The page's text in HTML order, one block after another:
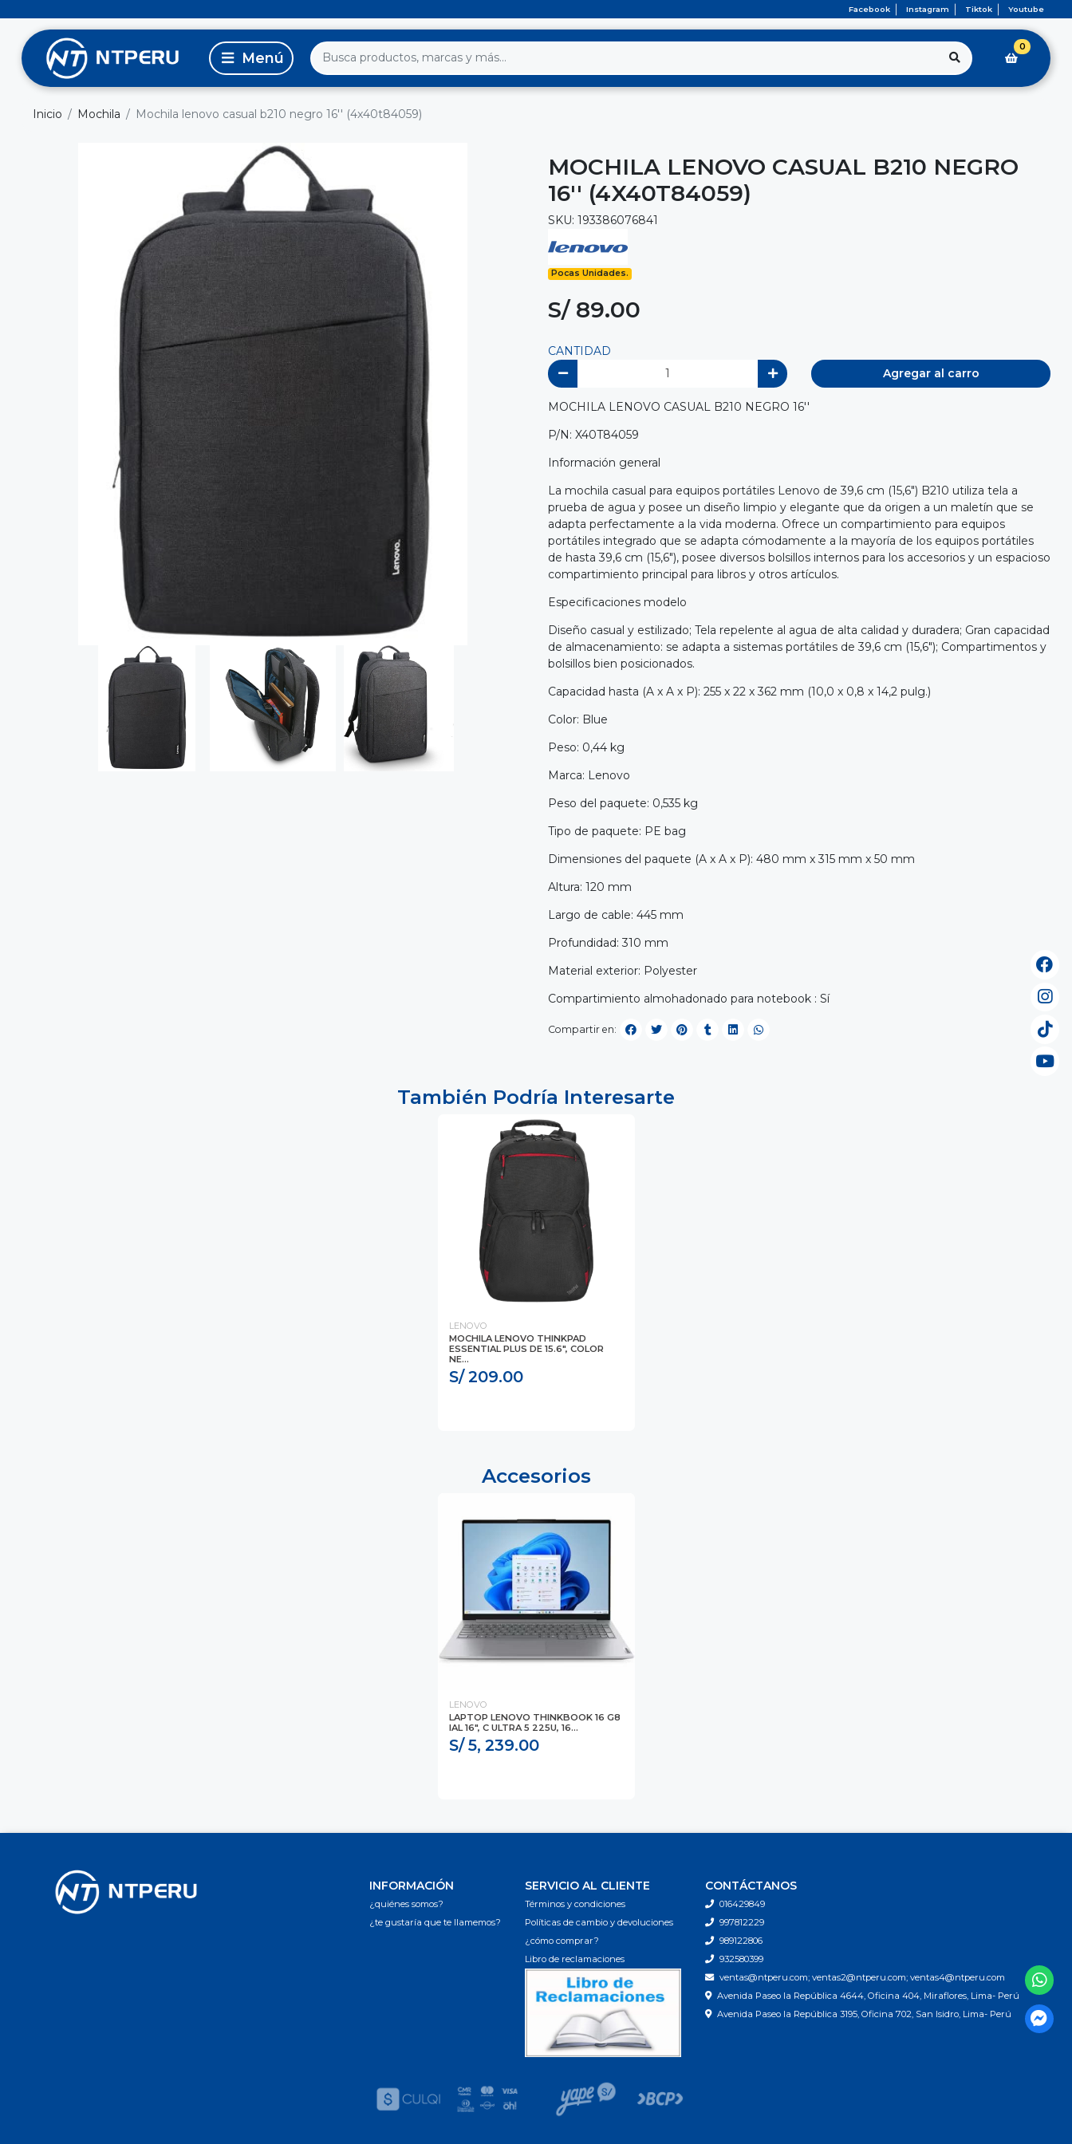
Facebook Instagram Tiktok Youtube
0
Inicio Mochila Mochila lenovo casual b210 negro 16'' (4x40t84059)
MOCHILA LENOVO CASUAL B210 NEGRO
16'' (4X40T84059)
SKU: 193386076841
Pocas Unidades.
S/ 89.00
CANTIDAD
Agregar al carro
MOCHILA LENOVO CASUAL B210 NEGRO 16''
P/N: X40T84059
Información general
La mochila casual para equipos portátiles Lenovo de 39,6 cm (15,6") B210 utiliza tela a
prueba de agua y posee un diseño limpio y elegante que da origen a un maletín que se
adapta perfectamente a la vida moderna. Ofrece un compartimiento para equipos
portátiles integrado que se adapta cómodamente a la mayoría de los equipos portátiles
de hasta 39,6 cm (15,6"), posee diversos bolsillos internos para los accesorios y un espacioso
compartimiento principal para libros y otros artículos.
Especificaciones modelo
Diseño casual y estilizado; Tela repelente al agua de alta calidad y duradera; Gran capacidad
de almacenamiento: se adapta a sistemas portátiles de 39,6 cm (15,6"); Compartimentos y
bolsillos bien posicionados.
Capacidad hasta (A x A x P): 255 x 22 x 362 mm (10,0 x 0,8 x 14,2 pulg.)
Color: Blue
Peso: 0,44 kg
Marca: Lenovo
Peso del paquete: 0,535 kg
Tipo de paquete: PE bag
Dimensiones del paquete (A x A x P): 480 mm x 315 mm x 50 mm
Altura: 120 mm
Largo de cable: 445 mm
Profundidad: 310 mm
Material exterior: Polyester
Compartimiento almohadonado para notebook : Sí
Compartir en:
También Podría Interesarte
LENOVO
MOCHILA LENOVO THINKPAD
ESSENTIAL PLUS DE 15.6", COLOR
NE...
S/ 209.00
Accesorios
LENOVO
LAPTOP LENOVO THINKBOOK 16 G8
IAL 16", C ULTRA 5 225U, 16...
S/ 5, 239.00
INFORMACIÓN
¿quiénes somos?
¿te gustaría que te llamemos?
SERVICIO AL CLIENTE
Términos y condiciones
Políticas de cambio y devoluciones
¿cómo comprar?
Libro de reclamaciones
CONTÁCTANOS
016429849
997812229
989122806
932580399
ventas@ntperu.com; ventas2@ntperu.com; ventas4@ntperu.com
Avenida Paseo la República 4644, Oficina 404, Miraflores, Lima- Perú
Avenida Paseo la República 3195, Oficina 702, San Isidro, Lima- Perú